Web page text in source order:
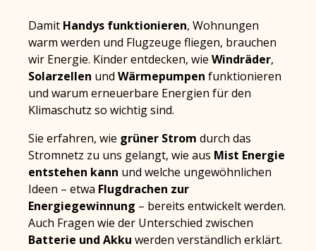
Damit Handys funktionieren, Wohnungen
warm werden und Flugzeuge fliegen, brauchen
wir Energie. Kinder entdecken, wie Windräder,
Solarzellen und Wärmepumpen funktionieren
und warum erneuerbare Energien für den
Klimaschutz so wichtig sind.
Sie erfahren, wie grüner Strom durch das
Stromnetz zu uns gelangt, wie aus Mist Energie
entstehen kann und welche ungewöhnlichen
Ideen – etwa Flugdrachen zur
Energiegewinnung – bereits entwickelt werden.
Auch Fragen wie der Unterschied zwischen
Batterie und Akku werden verständlich erklärt.